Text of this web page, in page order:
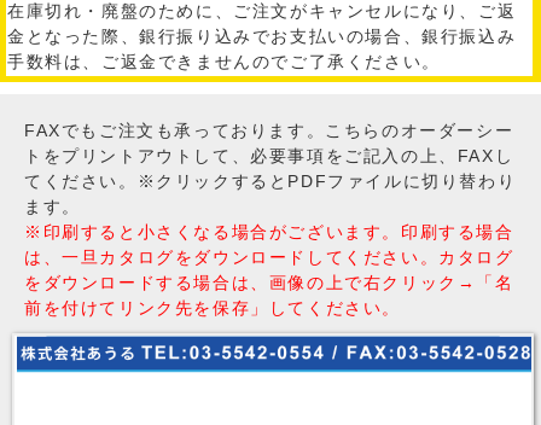
在庫切れ・廃盤のために、ご注文がキャンセルになり、ご返
金となった際、銀行振り込みでお支払いの場合、銀行振込み
手数料は、ご返金できませんのでご了承ください。
FAXでもご注文も承っております。こちらのオーダーシー
トをプリントアウトして、必要事項をご記入の上、FAXし
てください。※クリックするとPDFファイルに切り替わり
ます。
※印刷すると小さくなる場合がございます。印刷する場合
は、一旦カタログをダウンロードしてください。カタログ
をダウンロードする場合は、画像の上で右クリック→「名
前を付けてリンク先を保存」してください。